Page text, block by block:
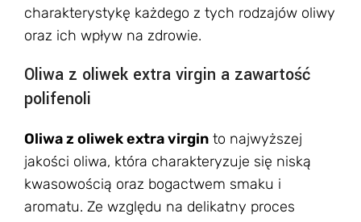
charakterystykę każdego z tych rodzajów oliwy
oraz ich wpływ na zdrowie.
Oliwa z oliwek extra virgin a zawartość
polifenoli
Oliwa z oliwek extra virgin to najwyższej
jakości oliwa, która charakteryzuje się niską
kwasowością oraz bogactwem smaku i
aromatu. Ze względu na delikatny proces